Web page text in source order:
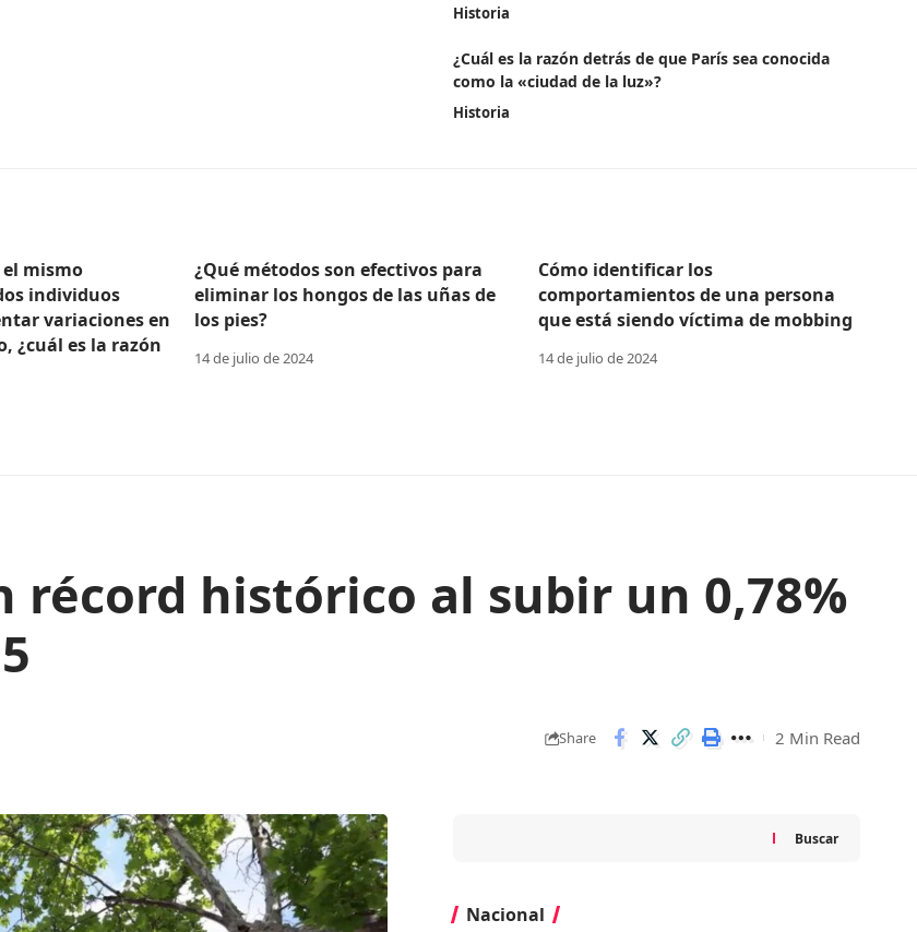
Historia
¿Cuál es la razón detrás de que París sea conocida
como la «ciudad de la luz»?
Historia
el mismo
individuos
variaciones en
¿cuál es la razón
¿Qué métodos son efectivos para
eliminar los hongos de las uñas de
los pies?
14 de julio de 2024
Cómo identificar los
comportamientos de una persona
que está siendo víctima de mobbing
14 de julio de 2024
récord histórico al subir un 0,78%
Share 2 Min Read
Buscar
Nacional